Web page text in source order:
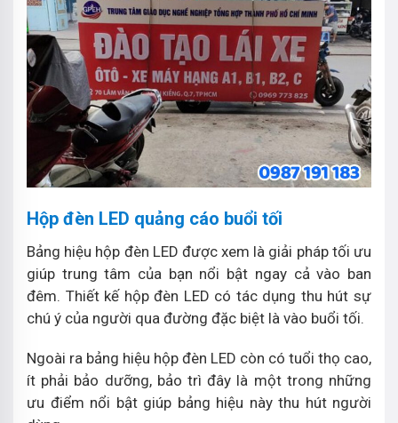
Hộp đèn LED quảng cáo buổi tối
Bảng hiệu hộp đèn LED được xem là giải pháp tối ưu
giúp trung tâm của bạn nổi bật ngay cả vào ban
đêm. Thiết kế hộp đèn LED có tác dụng thu hút sự
chú ý của người qua đường đặc biệt là vào buổi tối.
Ngoài ra bảng hiệu hộp đèn LED còn có tuổi thọ cao,
ít phải bảo dưỡng, bảo trì đây là một trong những
ưu điểm nổi bật giúp bảng hiệu này thu hút người